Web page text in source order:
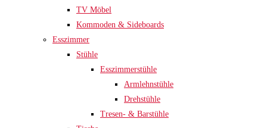
TV Möbel
Kommoden & Sideboards
Esszimmer
Stühle
Esszimmerstühle
Armlehnstühle
Drehstühle
Tresen- & Barstühle